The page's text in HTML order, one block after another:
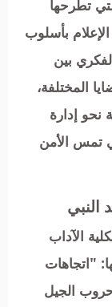
تطرحها
بأسلوب
بين
المختلفة،
نحو إدارة
تمس الأمن
النبي
الآداب
"اتجاهات
حروب الجيل